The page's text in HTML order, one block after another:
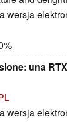
wersja
una
wersja